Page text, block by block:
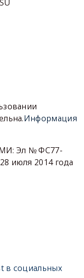
Информация
Эл № ФС77-
июля 2014 года
в социальных